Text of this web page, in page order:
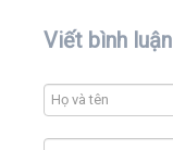
Viết bình luận